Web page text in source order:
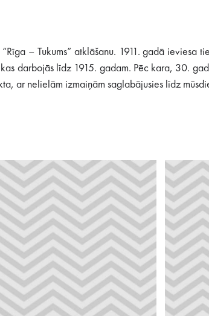
– Tukums” atklāšanu. 1911. gadā
darbojās līdz 1915. gadam. Pēc kara, 30.
ar nelielām izmaiņām saglabājusies līdz